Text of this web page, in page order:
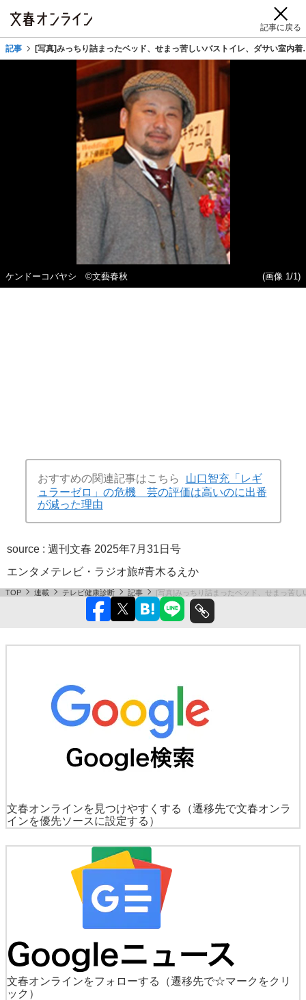
記事に戻る
記事 [写真]みっちり詰まったベッド、せまっ苦しいバストイレ、ダサい室
ケンドーコバヤシ ©文藝春秋 (画像 1/1)
おすすめの関連記事はこちら
山口智充「レギ
ュラーゼロ」の危機 芸の評価は高いのに出番
が減った理由
source : 週刊文春 2025年7月31日号
エンタメ テレビ・ラジオ旅#青木るえか
TOP 連載 テレビ健康診断 記事 [写真]みっちり詰まったベッド、せまっ苦
文春オンラインを見つけやすくする
（遷移先で文春オンラ
インを優先ソースに設定する）
文春オンラインをフォローする
（遷移先で☆マークをクリ
ック）